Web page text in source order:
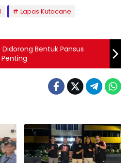
Lapas Kutacane
Didorong Bentuk Pansus